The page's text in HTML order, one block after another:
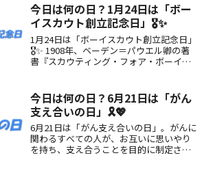
今日は何の日？1月24日は「ボー
イスカウト創立記念日」🎖️✨
1月24日は「ボーイスカウト創立記念日」
🎖️✨ 1908年、ベーデン＝パウエル卿の著
書『スカウティング・フォア・ボーイ
情・奉仕の心を育む日です🌿
今日は何の日？6月21日は「がん
支え合いの日」🎗️💖
6月21日は「がん支え合いの日」。がんに
関わるすべての人が、お互いに思いやり
を持ち、支え合うことを目的に制定され